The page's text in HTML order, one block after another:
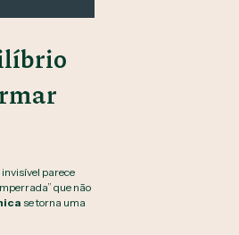
parece
que não
se torna uma